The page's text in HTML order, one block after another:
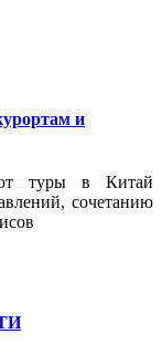
и
туры в Китай
сочетанию